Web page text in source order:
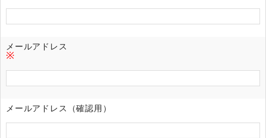
メールアドレス
※
メールアドレス（確認用）